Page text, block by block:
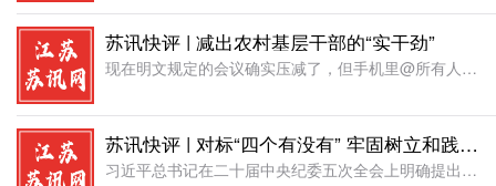
苏讯快评 | 减出农村基层干部的“实干劲”
现在明文规定的会议确实压减了，但手机里@所有人的通知一天没断过;纸质台账是变薄了，可手机相册里全是各种迎检截图。类似情况不少见。表面看，基层负担换了花样;实际上，有些干部还是围着痕迹转。留痕的功夫花多
苏讯快评 | 对标“四个有没有” 牢固树立和践行正确政绩观
习近平总书记在二十届中央纪委五次全会上明确提出“四个有没有”的要求，为党员干部校准思想航向、规范履职行为、树立正确政绩观划定了清晰标尺。总书记强调，各级领导干部要对照检视：思想和行动有没有偏离共产主义